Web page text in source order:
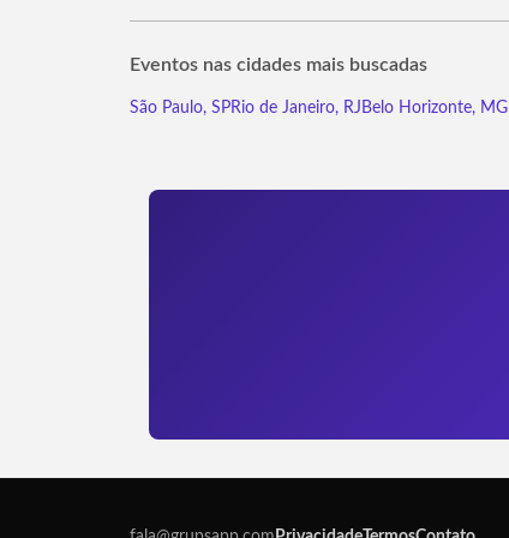
Eventos nas cidades mais buscadas
São Paulo, SPRio de Janeiro, RJ Belo Horizonte, MG